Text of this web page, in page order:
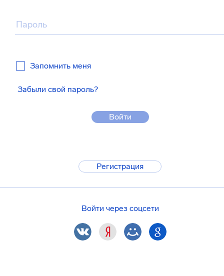
Запомнить меня
Забыли свой пароль?
Войти
Регистрация
Войти через соцсети